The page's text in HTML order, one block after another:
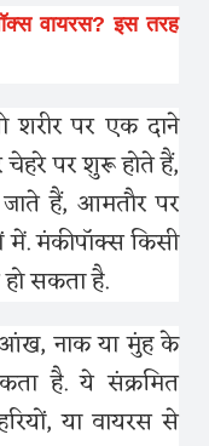
वायरस? इस तरह
शरीर पर एक दाने
पर शुरू होते हैं,
हैं, आमतौर पर
में. मंकीपॉक्स किसी
सकता है.
आंख, नाक या मुंह के
है. ये संक्रमित
या वायरस से